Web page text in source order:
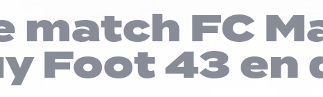
match FC
Foot 43 en